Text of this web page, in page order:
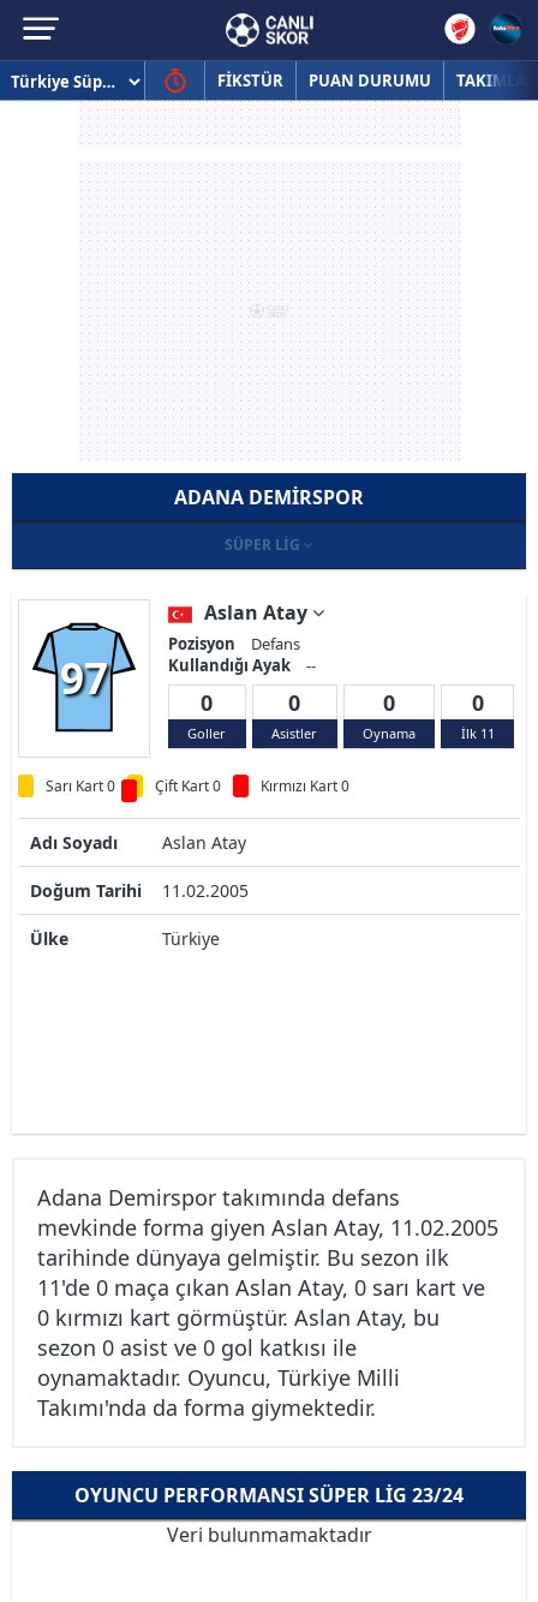
FİKSTÜR PUAN DURUMU TAKIMLAR
ADANA DEMIRSPOR
SÜPER LIG
97
Aslan Atay
Pozisyon
Defans
Kullandığı Ayak
--
0
Goller
0
Asistler
0
Oynama
0
İlk 11
Sarı Kart 0 Çift Kart 0 Kırmızı Kart 0
Adı Soyadı Aslan Atay
Doğum Tarihi 11.02.2005
Ülke Türkiye
Adana Demirspor takımında defans
mevkinde forma giyen Aslan Atay, 11.02.2005
tarihinde dünyaya gelmiştir. Bu sezon ilk
11'de 0 maça çıkan Aslan Atay, 0 sarı kart ve
0 kırmızı kart görmüştür. Aslan Atay, bu
sezon 0 asist ve 0 gol katkısı ile
oynamaktadır. Oyuncu, Türkiye Milli
Takımı'nda da forma giymektedir.
OYUNCU PERFORMANSI SÜPER LIG 23/24
Veri bulunmamaktadır